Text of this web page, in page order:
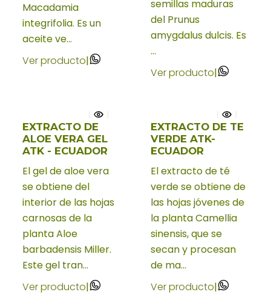
Macadamia
integrifolia. Es un
aceite ve...
Ver producto|
semillas maduras
del Prunus
amygdalus dulcis. Es
...
Ver producto|
EXTRACTO DE
ALOE VERA GEL
ATK - ECUADOR
El gel de aloe vera
se obtiene del
interior de las hojas
carnosas de la
planta Aloe
barbadensis Miller.
Este gel tran...
Ver producto|
Nuevo
EXTRACTO DE TE
VERDE ATK-
ECUADOR
El extracto de té
verde se obtiene de
las hojas jóvenes de
la planta Camellia
sinensis, que se
secan y procesan
de ma...
Ver producto|